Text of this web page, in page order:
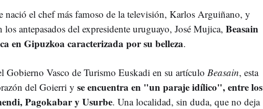
nació el chef más famoso de la televisión, Karlos Arguiñano, y
antepasados del expresidente uruguayo, José Mujica, Beasain
en Gipuzkoa caracterizada por su belleza.
Gobierno Vasco de Turismo Euskadi en su artículo Beasain, esta
del Goierri y se encuentra en "un paraje idílico", entre los
Pagokabar y Usurbe. Una localidad, sin duda, que no deja